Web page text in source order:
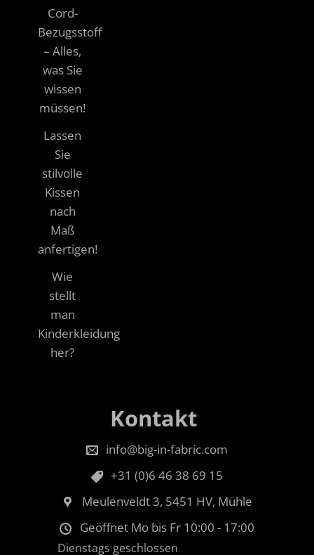
Cord-
Bezugsstoff
– Alles,
was Sie
wissen
müssen!
Lassen
Sie
stilvolle
Kissen
nach
Maß
anfertigen!
Wie
stellt
man
Kinderkleidung
her?
Kontakt
info@big-in-fabric.com
+31 (0)6 46 38 69 15
Meulenveldt 3, 5451 HV, Mühle
Geöffnet Mo bis Fr 10:00 - 17:00
Dienstags geschlossen